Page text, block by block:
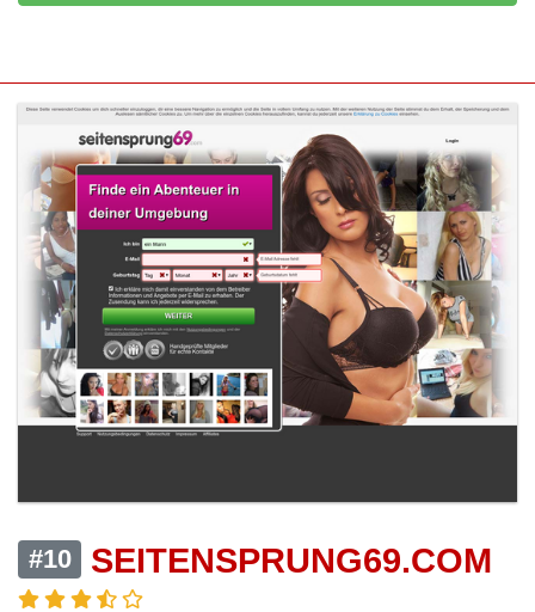
#10 SEITENSPRUNG69.COM